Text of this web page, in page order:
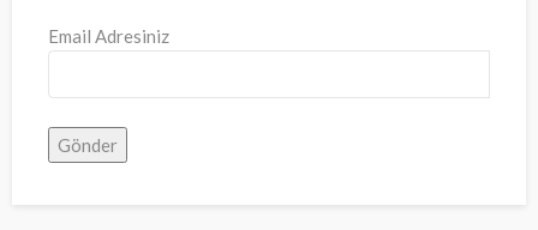
Email Adresiniz